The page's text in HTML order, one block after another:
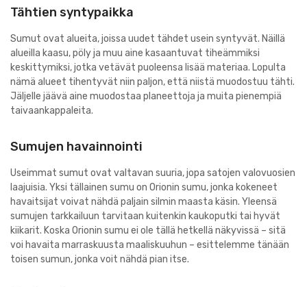
Tähtien syntypaikka
Sumut ovat alueita, joissa uudet tähdet usein syntyvät. Näillä
alueilla kaasu, pöly ja muu aine kasaantuvat tiheämmiksi
keskittymiksi, jotka vetävät puoleensa lisää materiaa. Lopulta
nämä alueet tihentyvät niin paljon, että niistä muodostuu tähti.
Jäljelle jäävä aine muodostaa planeettoja ja muita pienempiä
taivaankappaleita.
Sumujen havainnointi
Useimmat sumut ovat valtavan suuria, jopa satojen valovuosien
laajuisia. Yksi tällainen sumu on Orionin sumu, jonka kokeneet
havaitsijat voivat nähdä paljain silmin maasta käsin. Yleensä
sumujen tarkkailuun tarvitaan kuitenkin kaukoputki tai hyvät
kiikarit. Koska Orionin sumu ei ole tällä hetkellä näkyvissä – sitä
voi havaita marraskuusta maaliskuuhun – esittelemme tänään
toisen sumun, jonka voit nähdä pian itse.